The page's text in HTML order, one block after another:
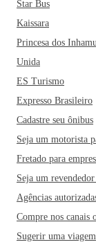
Star Bus
Kaissara
Princesa dos
Unida
ES Turismo
Expresso Brasileiro
Cadastre seu ônibus
Seja um motorista
Fretado para
Seja um
Agências
Compre nos canais
Sugerir uma viagem